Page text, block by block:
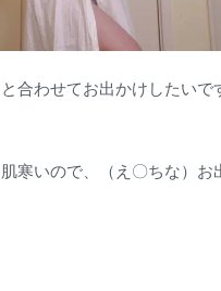
合わせてお出かけしたいで
寒いので、（え〇ちな）お